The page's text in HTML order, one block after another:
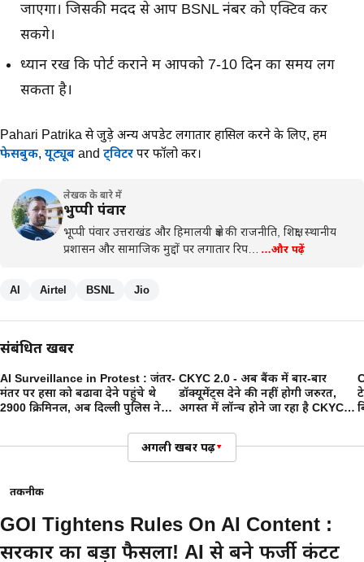
जाएगा। जिसकी मदद से आप BSNL नंबर को एक्टिव कर
सकेंगे।
ध्यान रखें कि पोर्ट कराने में आपको 7-10 दिन का समय लग
सकता है।
Pahari Patrika से जुड़े अन्य अपडेट लगातार हासिल करने के लिए, हमें
फेसबुक, यूट्यूब and ट्विटर पर फॉलो करें।
लेखक के बारे में
भुप्पी पंवार
भूप्पी पंवार उत्तराखंड और हिमालयी क्षेत्र की राजनीति, शिक्षा, स्थानीय
प्रशासन और सामाजिक मुद्दों पर लगातार रिप… …और पढ़ें
AI Airtel BSNL Jio
संबंधित खबरें
AI Surveillance in Protest : जंतर-
मंतर पर हिंसा को बढावा देने पहुंचे थे
2900 क्रिमिनल, अब दिल्ली पुलिस ने
CKYC 2.0 - अब बैंक में बार-बार
डॉक्यूमेंट्स देने की नहीं होगी जरुरत,
अगस्त में लॉन्च होने जा रहा है CKYC
अगली खबर पढ़ें▾
तकनीक
GOI Tightens Rules On AI Content :
सरकार का बड़ा फैसला! AI से बने फर्जी कंटेंट